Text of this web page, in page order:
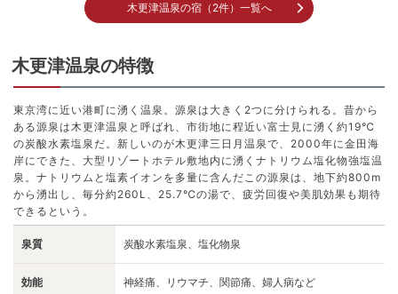
木更津温泉の宿（2件）一覧へ
木更津温泉の特徴
東京湾に近い港町に湧く温泉。源泉は大きく2つに分けられる。昔から
ある源泉は木更津温泉と呼ばれ、市街地に程近い富士見に湧く約19℃
の炭酸水素塩泉だ。新しいのが木更津三日月温泉で、2000年に金田海
岸にできた、大型リゾートホテル敷地内に湧くナトリウム塩化物強塩温
泉。ナトリウムと塩素イオンを多量に含んだこの源泉は、地下約800m
から湧出し、毎分約260L、25.7℃の湯で、疲労回復や美肌効果も期待
できるという。
泉質 炭酸水素塩泉、塩化物泉
効能 神経痛、リウマチ、関節痛、婦人病など